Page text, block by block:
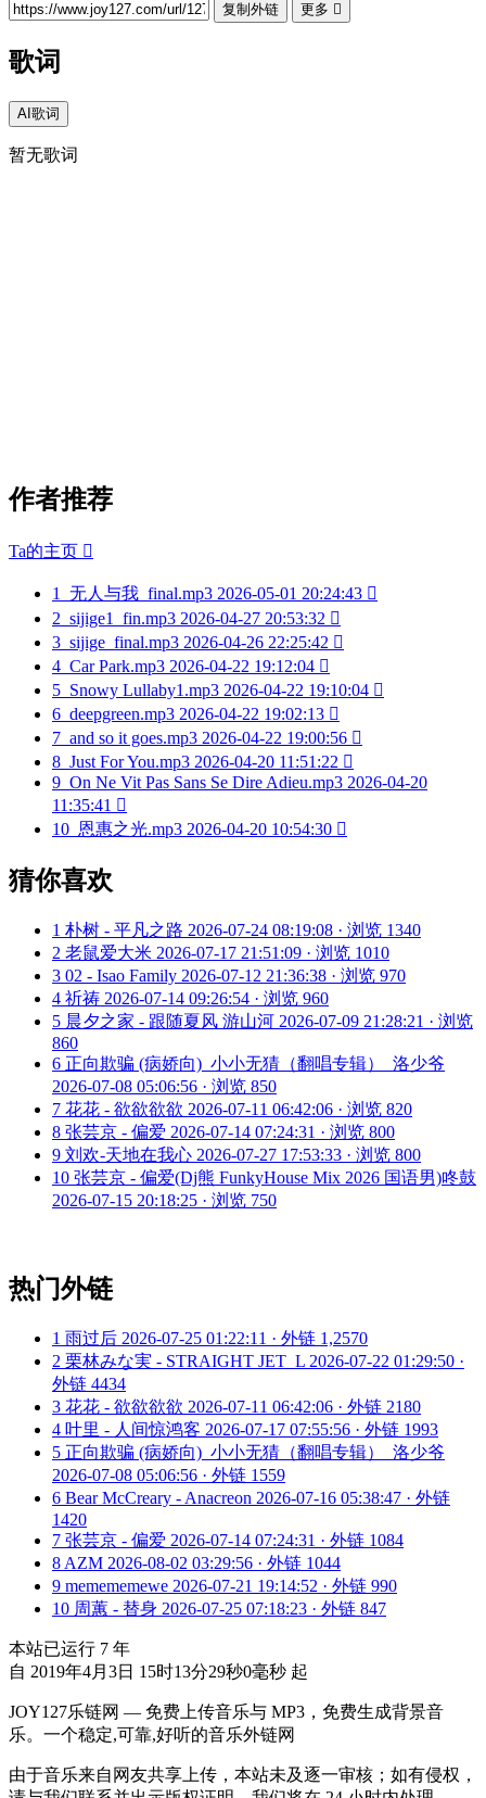
复制外链 更多 
歌词
AI歌词
暂无歌词
作者推荐
Ta的主页 
1 无人与我_final.mp3 2026-05-01 20:24:43 
2 sijige1_fin.mp3 2026-04-27 20:53:32 
3 sijige_final.mp3 2026-04-26 22:25:42 
4 Car Park.mp3 2026-04-22 19:12:04 
5 Snowy Lullaby1.mp3 2026-04-22 19:10:04 
6 deepgreen.mp3 2026-04-22 19:02:13 
7 and so it goes.mp3 2026-04-22 19:00:56 
8 Just For You.mp3 2026-04-20 11:51:22 
9 On Ne Vit Pas Sans Se Dire Adieu.mp3 2026-04-20
11:35:41 
10 恩惠之光.mp3 2026-04-20 10:54:30 
猜你喜欢
1 朴树 - 平凡之路 2026-07-24 08:19:08 · 浏览 1340
2 老鼠爱大米 2026-07-17 21:51:09 · 浏览 1010
3 02 - Isao Family 2026-07-12 21:36:38 · 浏览 970
4 祈祷 2026-07-14 09:26:54 · 浏览 960
5 晨夕之家 - 跟随夏风 游山河 2026-07-09 21:28:21 · 浏览
860
6 正向欺骗 (病娇向)_小小无猜（翻唱专辑）_洛少爷
2026-07-08 05:06:56 · 浏览 850
7 花花 - 欲欲欲欲 2026-07-11 06:42:06 · 浏览 820
8 张芸京 - 偏爱 2026-07-14 07:24:31 · 浏览 800
9 刘欢-天地在我心 2026-07-27 17:53:33 · 浏览 800
10 张芸京 - 偏爱(Dj熊 FunkyHouse Mix 2026 国语男)咚鼓
2026-07-15 20:18:25 · 浏览 750
热门外链
1 雨过后 2026-07-25 01:22:11 · 外链 1,2570
2 栗林みな実 - STRAIGHT JET_L 2026-07-22 01:29:50 ·
外链 4434
3 花花 - 欲欲欲欲 2026-07-11 06:42:06 · 外链 2180
4 叶里 - 人间惊鸿客 2026-07-17 07:55:56 · 外链 1993
5 正向欺骗 (病娇向)_小小无猜（翻唱专辑）_洛少爷
2026-07-08 05:06:56 · 外链 1559
6 Bear McCreary - Anacreon 2026-07-16 05:38:47 · 外链
1420
7 张芸京 - 偏爱 2026-07-14 07:24:31 · 外链 1084
8 AZM 2026-08-02 03:29:56 · 外链 1044
9 memememewe 2026-07-21 19:14:52 · 外链 990
10 周蕙 - 替身 2026-07-25 07:18:23 · 外链 847
本站已运行 7 年
自 2019年4月3日 15时13分29秒0毫秒 起
JOY127乐链网 — 免费上传音乐与 MP3，免费生成背景音
乐。一个稳定,可靠,好听的音乐外链网
由于音乐来自网友共享上传，本站未及逐一审核；如有侵权，